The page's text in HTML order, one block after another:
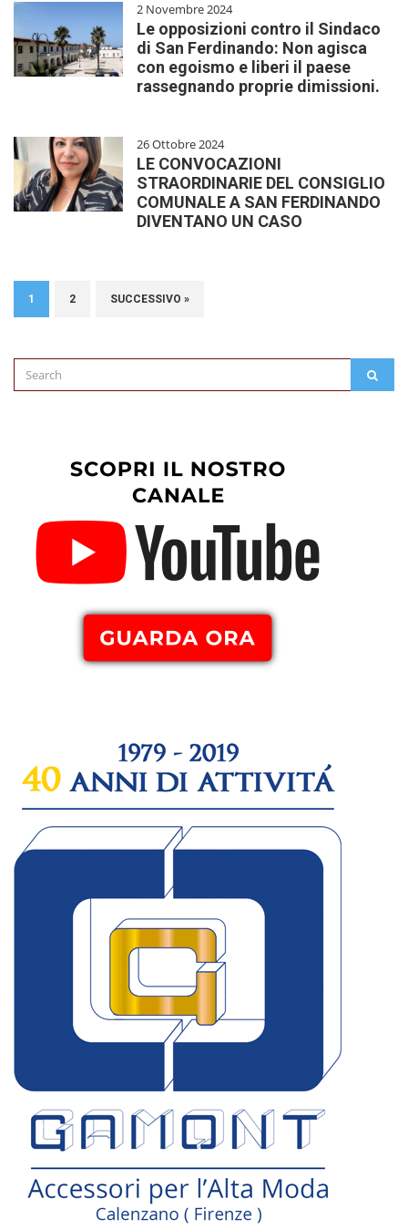
2 Novembre 2024
Le opposizioni contro il Sindaco
di San Ferdinando: Non agisca
con egoismo e liberi il paese
rassegnando proprie dimissioni.
26 Ottobre 2024
LE CONVOCAZIONI
STRAORDINARIE DEL CONSIGLIO
COMUNALE A SAN FERDINANDO
DIVENTANO UN CASO
1 2 SUCCESSIVO »
Search
for: